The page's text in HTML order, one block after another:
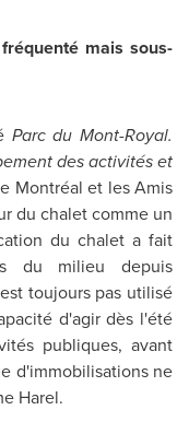
mais sous-
Parc du Mont-Royal.
des activités et
Montréal et les Amis
du chalet comme un
du chalet a fait
du milieu depuis
toujours pas utilisé
d'agir dès l'été
publiques, avant
d'immobilisations ne
Harel.